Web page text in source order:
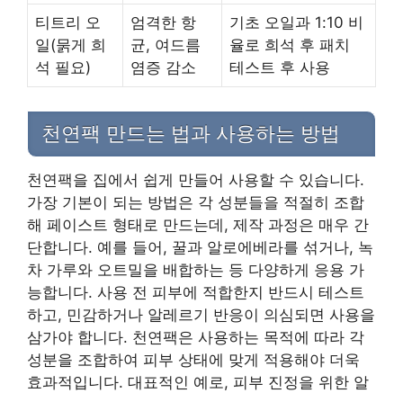
티트리 오
일(묽게 희
석 필요)
엄격한 항
균, 여드름
염증 감소
기초 오일과 1:10 비
율로 희석 후 패치
테스트 후 사용
천연팩 만드는 법과 사용하는 방법
천연팩을 집에서 쉽게 만들어 사용할 수 있습니다.
가장 기본이 되는 방법은 각 성분들을 적절히 조합
해 페이스트 형태로 만드는데, 제작 과정은 매우 간
단합니다. 예를 들어, 꿀과 알로에베라를 섞거나, 녹
차 가루와 오트밀을 배합하는 등 다양하게 응용 가
능합니다. 사용 전 피부에 적합한지 반드시 테스트
하고, 민감하거나 알레르기 반응이 의심되면 사용을
삼가야 합니다. 천연팩은 사용하는 목적에 따라 각
성분을 조합하여 피부 상태에 맞게 적용해야 더욱
효과적입니다. 대표적인 예로, 피부 진정을 위한 알